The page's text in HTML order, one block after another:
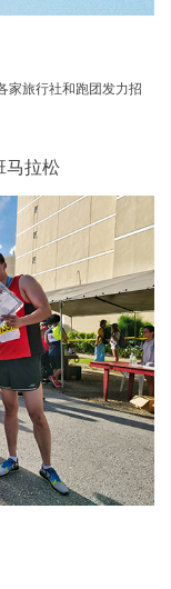
旅行社和跑团发力招
拉松